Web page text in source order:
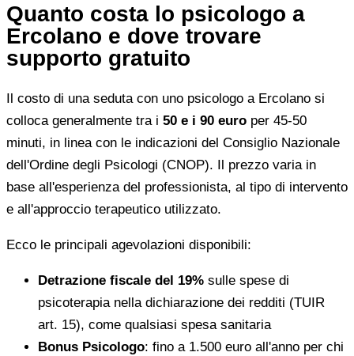
Quanto costa lo psicologo a
Ercolano e dove trovare
supporto gratuito
Il costo di una seduta con uno psicologo a Ercolano si
colloca generalmente tra i 50 e i 90 euro per 45-50
minuti, in linea con le indicazioni del Consiglio Nazionale
dell'Ordine degli Psicologi (CNOP). Il prezzo varia in
base all'esperienza del professionista, al tipo di intervento
e all'approccio terapeutico utilizzato.
Ecco le principali agevolazioni disponibili:
Detrazione fiscale del 19% sulle spese di
psicoterapia nella dichiarazione dei redditi (TUIR
art. 15), come qualsiasi spesa sanitaria
Bonus Psicologo: fino a 1.500 euro all'anno per chi